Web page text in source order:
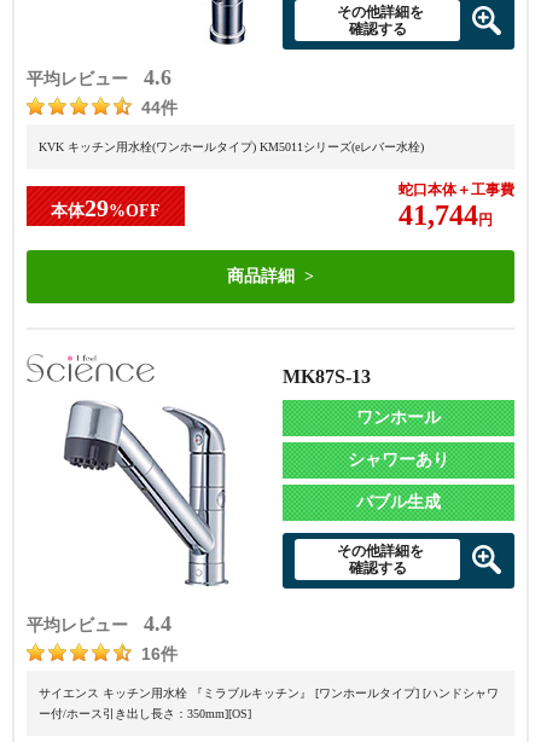
平均レビュー 4.6
44件
その他詳細を
確認する
KVK キッチン用水栓(ワンホールタイプ) KM5011シリーズ(eレバー水栓)
本体29%OFF
蛇口本体＋工事費
41,744円
商品詳細
平均レビュー 4.4
16件
MK87S-13
ワンホール
シャワーあり
バブル生成
その他詳細を
確認する
サイエンス キッチン用水栓 『ミラブルキッチン』 [ワンホールタイプ] [ハンドシャワ
ー付/ホース引き出し長さ：350mm][OS]